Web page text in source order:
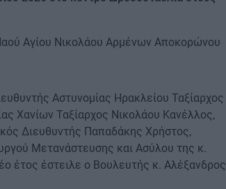
Αγίου Νικολάου Αρμένων Αποκορώνου
Αστυνομίας Ηρακλείου Ταξίαρχος
Χανίων Ταξίαρχος Νικολάου Κανέλλος,
Διευθυντής Παπαδάκης Χρήστος,
Μετανάστευσης και Ασύλου της κ.
έτος έστειλε ο Βουλευτής κ. Αλέξανδρος